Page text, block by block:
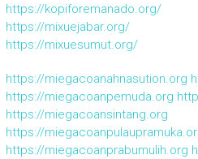
https://kopiforemanado.org/
https://mixuejabar.org/
https://mixuesumut.org/
https://miegacoanahnasution.org
https://miegacoanpemuda.org
https://miegacoansintang.org
https://
https://miegacoanprabumulih.org